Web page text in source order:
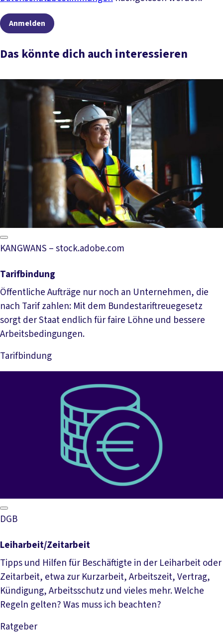
Anmelden
Das könnte dich auch interessieren
KANGWANS – stock.adobe.com
Tarifbindung
Öffentliche Aufträge nur noch an Unternehmen, die
nach Tarif zahlen: Mit dem Bundestariftreuegesetz
sorgt der Staat endlich für faire Löhne und bessere
Arbeitsbedingungen.
Tarifbindung
DGB
Leiharbeit/Zeitarbeit
Tipps und Hilfen für Beschäftigte in der Leiharbeit oder
Zeitarbeit, etwa zur Kurzarbeit, Arbeitszeit, Vertrag,
Kündigung, Arbeitsschutz und vieles mehr. Welche
Regeln gelten? Was muss ich beachten?
Ratgeber